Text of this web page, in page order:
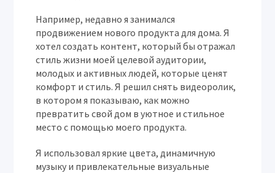
Например, недавно я занимался
продвижением нового продукта для дома. Я
хотел создать контент, который бы отражал
стиль жизни моей целевой аудитории,
молодых и активных людей, которые ценят
комфорт и стиль. Я решил снять видеоролик,
в котором я показываю, как можно
превратить свой дом в уютное и стильное
место с помощью моего продукта.
Я использовал яркие цвета, динамичную
музыку и привлекательные визуальные